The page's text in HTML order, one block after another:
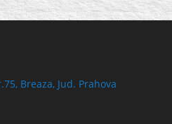
Breaza, Jud. Prahova